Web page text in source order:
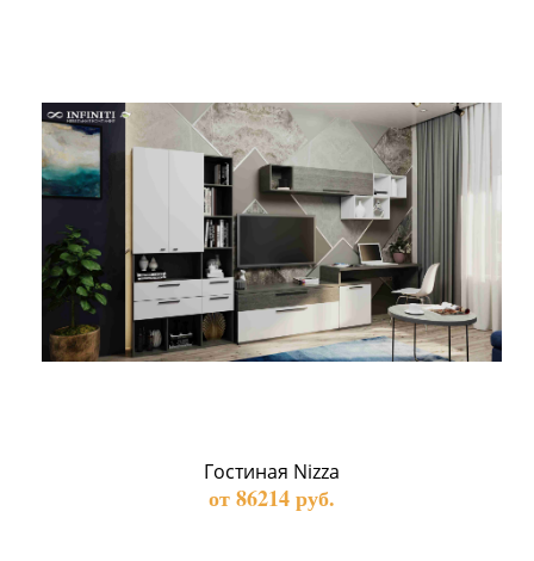
Гостиная Nizza
от 86214 руб.